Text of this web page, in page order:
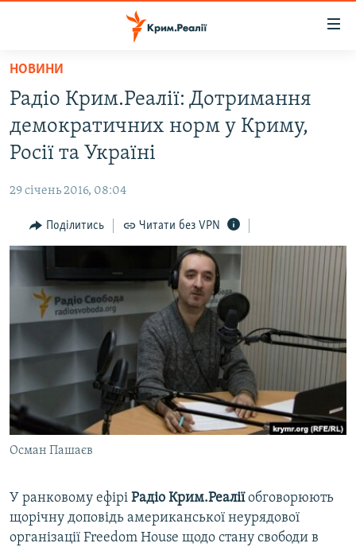
Перейти
основного
матеріалу
Перейти
до
основної
Перейти
до
ВОДА.КРИМ
ВІДЕО ТА ФОТО
БЛОГИ
ПОГЛЯД
ВСЕ ЗА ДЕНЬ
СПЕЦПРОЕКТИ
ВІДЕОУРОКИ «ELIFBE»
СВІДЧЕННЯ ОКУПАЦІЇ
УКРАЇНСЬКА ПРОБЛЕМА КРИМУ
ІНФОГРАФІКА
ЯК ОБІЙТИ БЛОКУВАННЯ
Русский
Qırımtatar
ДОЛУЧАЙСЯ!
Усі сайти RFE/RL
НОВИНИ
Радіо Крим.Реалії: Дотримання
демократичних норм у Криму,
Росії та Україні
29 січень 2016, 08:04
Поділитись Читати без VPN
Осман Пашаєв
У ранковому ефірі Радіо Крим.Реаліїобговорюють
щорічну доповідь американської неурядової
організації Freedom House щодо стану свободи в